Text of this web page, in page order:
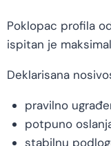
Poklopac profila
ispitan je
Deklarisana
pravilno
potpuno
stabilnu